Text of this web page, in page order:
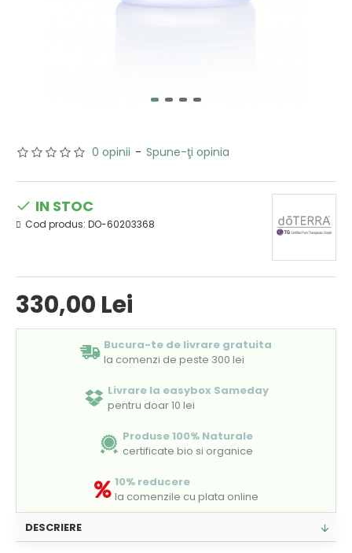
0 opinii - Spune-ţi opinia
330,00 Lei
IN STOC
Cod produs: DO-60203368
Bucura-te de livrare gratuita
la comenzi de peste 300 lei
Livrare la easybox Sameday
pentru doar 10 lei
Produse 100% Naturale
certificate bio si organice
10% reducere
la comenzile cu plata online
DESCRIERE